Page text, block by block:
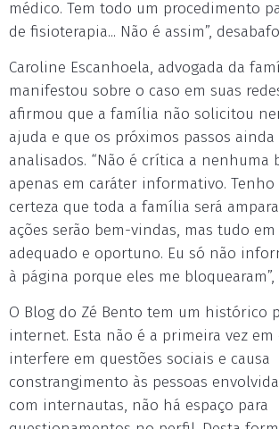
médico. Tem todo um procedimento
de fisioterapia... Não é assim”,
Caroline Escanhoela, advogada da
manifestou sobre o caso em suas
afirmou que a família não solicitou
ajuda e que os próximos passos
analisados. “Não é crítica a nenhuma
apenas em caráter informativo. Tenho
certeza que toda a família será
ações serão bem-vindas, mas tudo
adequado e oportuno. Eu só não
à página porque eles me bloquearam”,
O Blog do Zé Bento tem um histórico
internet. Esta não é a primeira vez em
interfere em questões sociais e causa
constrangimento às pessoas
com internautas, não há espaço para